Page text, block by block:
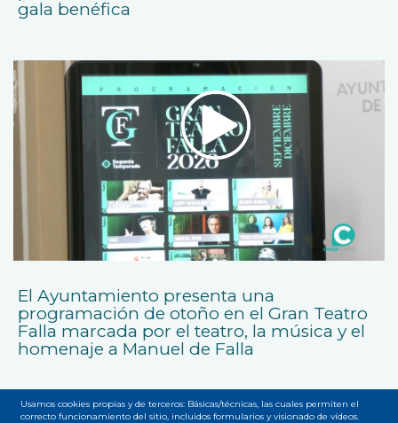
gala benéfica
El Ayuntamiento presenta una
programación de otoño en el Gran Teatro
Falla marcada por el teatro, la música y el
homenaje a Manuel de Falla
Usamos cookies propias y de terceros: Básicas/técnicas, las cuales permiten el
correcto funcionamiento del sitio, incluidos formularios y visionado de vídeos.